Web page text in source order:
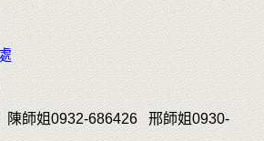
陳師姐0932-686426 邢師姐0930-